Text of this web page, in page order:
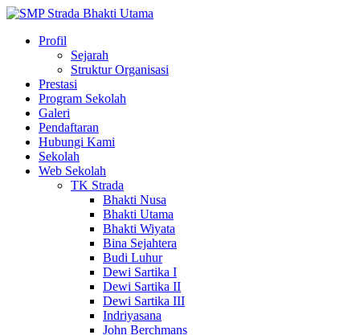
Profil
Sejarah
Struktur Organisasi
Prestasi
Program Sekolah
Galeri
Pendaftaran
Hubungi Kami
Sekolah
Web Sekolah
TK Strada
Bhakti Nusa
Bhakti Utama
Bhakti Wiyata
Bina Sejahtera
Budi Luhur
Dewi Sartika I
Dewi Sartika II
Dewi Sartika III
Indriyasana
John Berchmans